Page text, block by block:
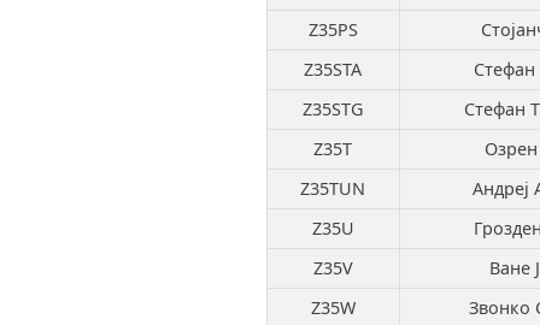
Z35PS
Z35STA
Z35STG
Стефан
Z35T
Z35TUN
Андреј
Z35U
Z35V
Ване
Z35W
Звонко